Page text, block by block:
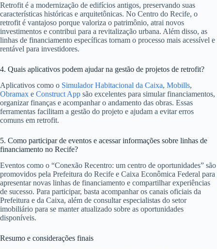
Retrofit é a modernização de edifícios antigos, preservando suas
características históricas e arquitetônicas. No Centro do Recife, o
retrofit é vantajoso porque valoriza o patrimônio, atrai novos
investimentos e contribui para a revitalização urbana. Além disso, as
linhas de financiamento específicas tornam o processo mais acessível e
rentável para investidores.
4. Quais aplicativos podem ajudar na gestão de projetos de retrofit?
Aplicativos como o Simulador Habitacional da Caixa, Mobills,
Obramax e Construct App são excelentes para simular financiamentos,
organizar finanças e acompanhar o andamento das obras. Essas
ferramentas facilitam a gestão do projeto e ajudam a evitar erros
comuns em retrofit.
5. Como participar de eventos e acessar informações sobre linhas de
financiamento no Recife?
Eventos como o “Conexão Recentro: um centro de oportunidades” são
promovidos pela Prefeitura do Recife e Caixa Econômica Federal para
apresentar novas linhas de financiamento e compartilhar experiências
de sucesso. Para participar, basta acompanhar os canais oficiais da
Prefeitura e da Caixa, além de consultar especialistas do setor
imobiliário para se manter atualizado sobre as oportunidades
disponíveis.
Resumo e considerações finais